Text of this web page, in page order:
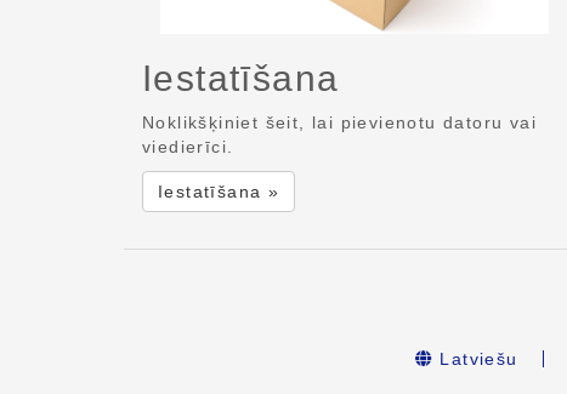
Iestatīšana
Noklikšķiniet šeit, lai pievienotu datoru vai
viedierīci.
Iestatīšana »
Latviešu